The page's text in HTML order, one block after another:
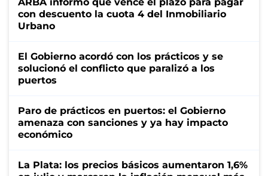
con descuento la cuota 4 del Inmobiliario
Urbano
El Gobierno acordó con los prácticos y se
solucionó el conflicto que paralizó a los
puertos
Paro de prácticos en puertos: el Gobierno
amenaza con sanciones y ya hay impacto
económico
La Plata: los precios básicos aumentaron 1,6%